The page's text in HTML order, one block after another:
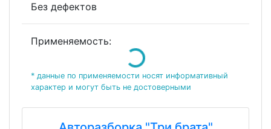
Без дефектов
Применяемость:
Loading...
* данные по применяемости носят информативный
характер и могут быть не достоверными